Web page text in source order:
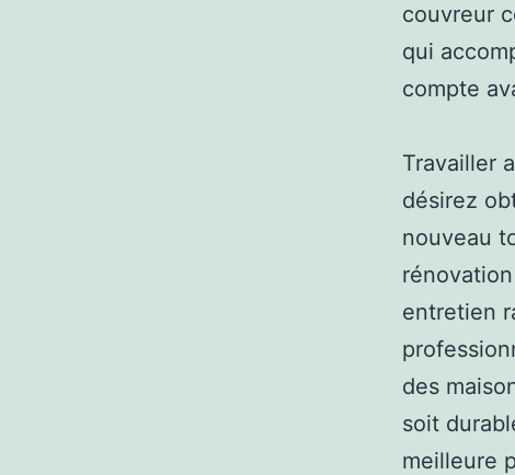
couvreur
qui
compte
Travailler
désirez
nouveau
entretien
des
soit
meilleure